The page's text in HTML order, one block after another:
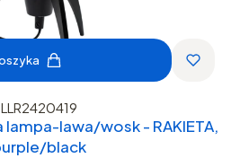
LLR2420419
lampa-lawa/wosk - RAKIETA,
black